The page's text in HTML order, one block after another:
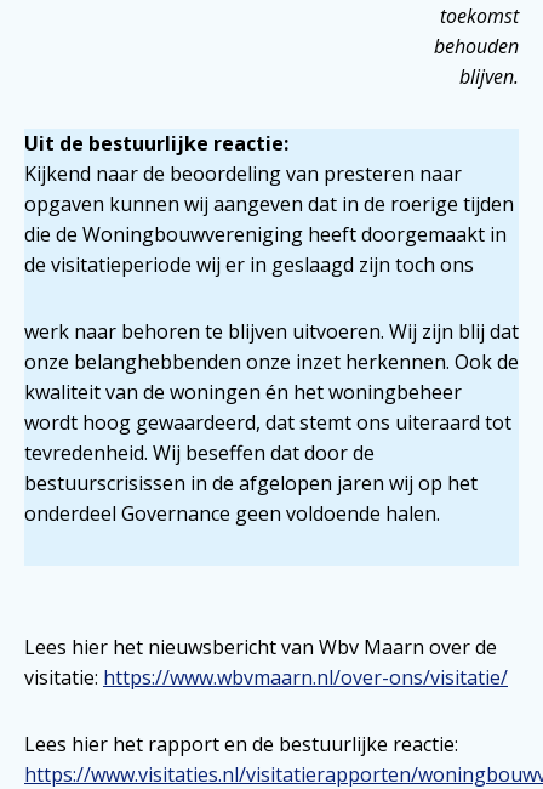
toekomst
behouden
blijven.
Uit de bestuurlijke reactie:
Kijkend naar de beoordeling van presteren naar
opgaven kunnen wij aangeven dat in de roerige tijden
die de Woningbouwvereniging heeft doorgemaakt in
de visitatieperiode wij er in geslaagd zijn toch ons
werk naar behoren te blijven uitvoeren. Wij zijn blij dat
onze belanghebbenden onze inzet herkennen. Ook de
kwaliteit van de woningen én het woningbeheer
wordt hoog gewaardeerd, dat stemt ons uiteraard tot
tevredenheid. Wij beseffen dat door de
bestuurscrisissen in de afgelopen jaren wij op het
onderdeel Governance geen voldoende halen.
Lees hier het nieuwsbericht van Wbv Maarn over de
visitatie: https://www.wbvmaarn.nl/over-ons/visitatie/
Lees hier het rapport en de bestuurlijke reactie:
https://www.visitaties.nl/visitatierapporten/